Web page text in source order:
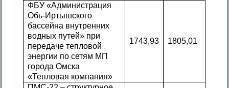
ФБУ «Администрация
Обь-Иртышского
бассейна внутренних
водных путей» при
передаче тепловой
энергии по сетям МП
города Омска
«Тепловая компания»
1743,93 1805,01